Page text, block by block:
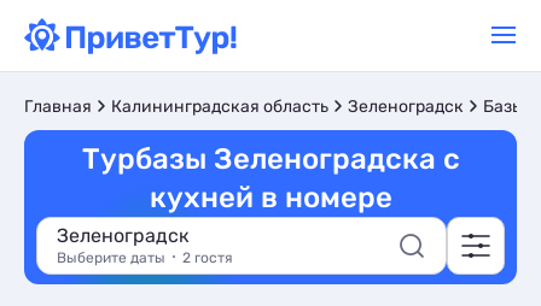
Главная Калининградская область Зеленоградск Базы
Турбазы Зеленоградска с
кухней в номере
Зеленоградск
Выберите даты 2 гостя